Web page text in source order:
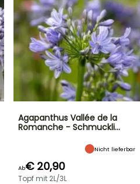
Agapanthus Vallée de la
Romanche - Schmuckli…
Nicht lieferbar
Ab€ 20,90
Topf mit 2L/3L